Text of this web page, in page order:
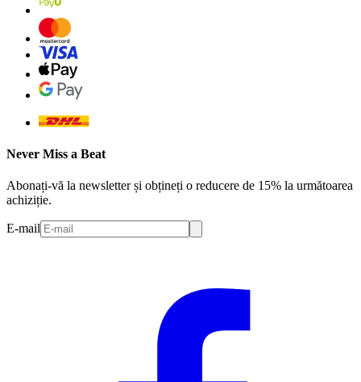
Never Miss a Beat
Abonați-vă la newsletter și obțineți o reducere de 15% la următoarea
achiziție.
E-mail